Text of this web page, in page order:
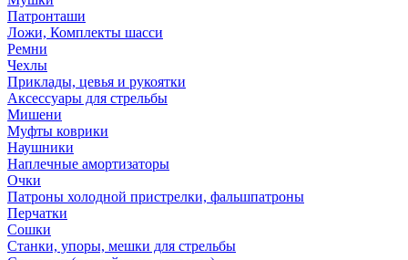
Патронташи
Ложи, Комплекты шасси
Ремни
Чехлы
Приклады, цевья и рукоятки
Аксессуары для стрельбы
Мишени
Муфты коврики
Наушники
Наплечные амортизаторы
Очки
Патроны холодной пристрелки, фальшпатроны
Перчатки
Сошки
Станки, упоры, мешки для стрельбы